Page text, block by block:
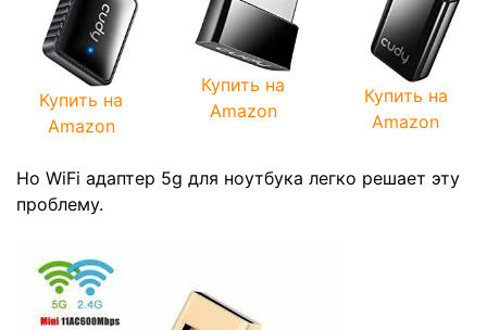
Купить на
Amazon
Купить на
Amazon
Купить на
Amazon
Но WiFi адаптер 5g для ноутбука легко решает эту
проблему.